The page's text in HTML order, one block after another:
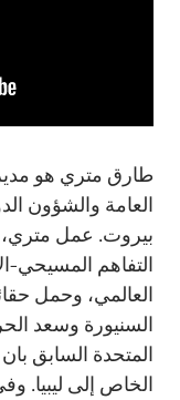
طارق متري هو
العامة والشؤون
بيروت. عمل متري،
التفاهم
العالمي، وحمل
السنيورة وسعد
الخاص إلى ليبيا.